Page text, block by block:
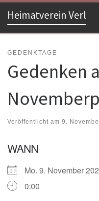
Zum Inhalt springen
Heimatverein Verl
GEDENKTAGE
Gedenken
Veröffentlicht am 9.
WANN
Mo. 9. November
0:00